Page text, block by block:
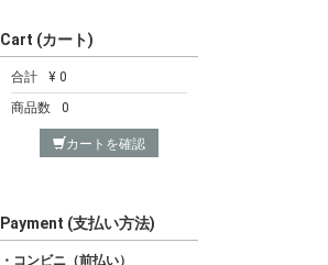
Cart (カート)
合計
¥ 0
商品数
0
カートを確認
Payment (支払い方法)
・コンビニ（前払い）